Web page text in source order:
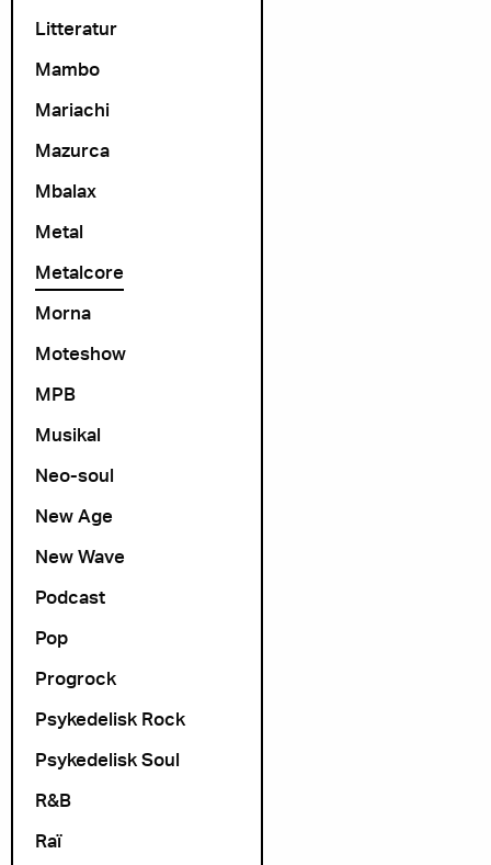
Litteratur
Mambo
Mariachi
Mazurca
Mbalax
Metal
Metalcore
Morna
Moteshow
MPB
Musikal
Neo-soul
New Age
New Wave
Podcast
Pop
Progrock
Psykedelisk Rock
Psykedelisk Soul
R&B
Raï